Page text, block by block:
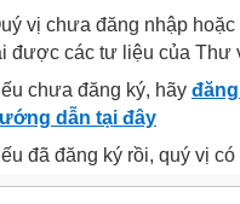
vị chưa đăng nhập
được các tư liệu của Thư
chưa đăng ký, hãy
dẫn tại đây
đã đăng ký rồi, quý vị